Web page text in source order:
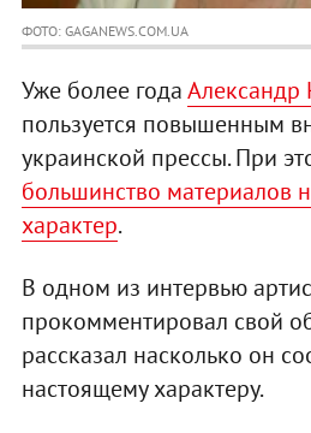
ФОТО: GAGANEWS.COM.UA
Уже более года
пользуется повышенным
украинской прессы. При
большинство материалов
характер.
В одном из интервью
прокомментировал свой
рассказал насколько он
настоящему характеру.